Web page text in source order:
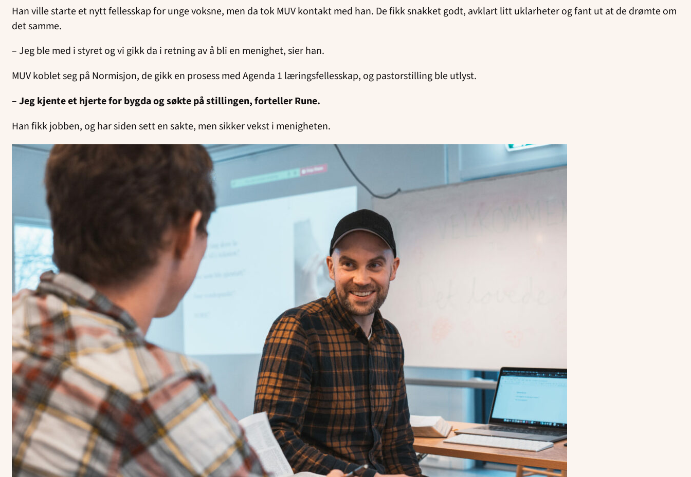
Han ville starte et nytt fellesskap for unge voksne, men da tok MUV kontakt med han. De fikk snakket godt, avklart litt uklarheter og fant ut at de drømte om
det samme.
– Jeg ble med i styret og vi gikk da i retning av å bli en menighet, sier han.
MUV koblet seg på Normisjon, de gikk en prosess med Agenda 1 læringsfellesskap, og pastorstilling ble utlyst.
– Jeg kjente et hjerte for bygda og søkte på stillingen, forteller Rune.
Han fikk jobben, og har siden sett en sakte, men sikker vekst i menigheten.